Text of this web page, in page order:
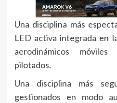
Una disciplina más
LED activa integrada en
aerodinámicos
pilotados.
Una disciplina más
gestionados en modo